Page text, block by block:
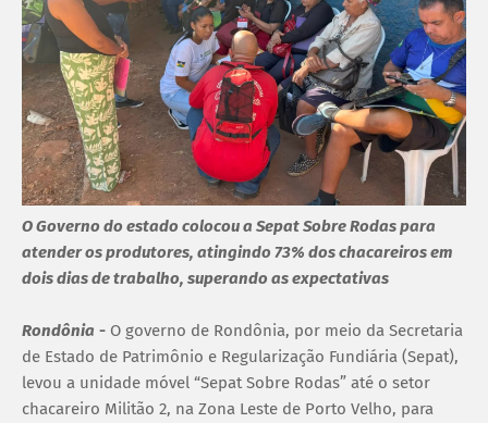
O Governo do estado colocou a Sepat Sobre Rodas para
atender os produtores, atingindo 73% dos chacareiros em
dois dias de trabalho, superando as expectativas
Rondônia - O governo de Rondônia, por meio da Secretaria
de Estado de Patrimônio e Regularização Fundiária (Sepat),
levou a unidade móvel “Sepat Sobre Rodas” até o setor
chacareiro Militão 2, na Zona Leste de Porto Velho, para